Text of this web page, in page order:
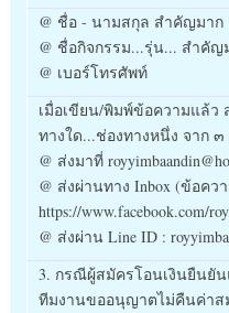
@ ชื่อ - นามสกุล สำคัญมาก
@ ชื่อกิจกรรม...รุ่น... สำคัญ
@ เบอร์โทรศัพท์
เมื่อเขียน/พิมพ์ข้อความแล้ว
ทางใด...ช่องทางหนึ่ง จาก
@ ส่งมาที่
@ ส่งผ่านทาง Inbox (ข้อคว
https://www.facebook.com/
@ ส่งผ่าน Line ID :
3. กรณีผู้สมัครโอนเงินยืนยั
ทีมงานขออนุญาตไม่คืนค่า